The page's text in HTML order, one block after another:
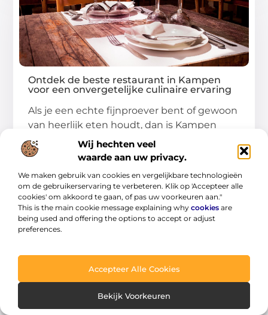
Wij hechten veel
waarde aan uw privacy.
We maken gebruik van cookies en vergelijkbare technologieën
om de gebruikerservaring te verbeteren. Klik op 'Accepteer alle
cookies' om akkoord te gaan, of pas uw voorkeuren aan."
This is the main cookie message explaining why cookies are
being used and offering the options to accept or adjust
preferences.
Accepteer Alle Cookies
Bekijk Voorkeuren
Ontdek de beste restaurant in Kampen
voor een onvergetelijke culinaire ervaring
Als je een echte fijnproever bent of gewoon
van heerlijk eten houdt, dan is Kampen
...